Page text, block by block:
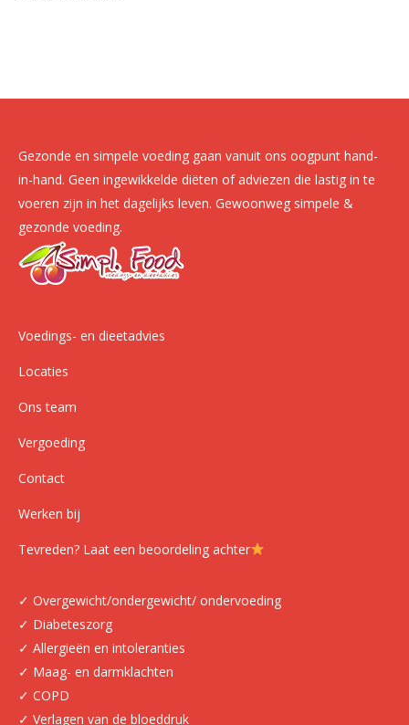
Gezonde en simpele voeding gaan vanuit ons oogpunt hand-
in-hand. Geen ingewikkelde diëten of adviezen die lastig in te
voeren zijn in het dagelijks leven. Gewoonweg simpele &
gezonde voeding.
Voedings- en dieetadvies
Locaties
Ons team
Vergoeding
Contact
Werken bij
Tevreden? Laat een beoordeling achter
✓ Overgewicht/ondergewicht/ ondervoeding
✓ Diabeteszorg
✓ Allergieën en intoleranties
✓ Maag- en darmklachten
✓ COPD
✓ Verlagen van de bloeddruk